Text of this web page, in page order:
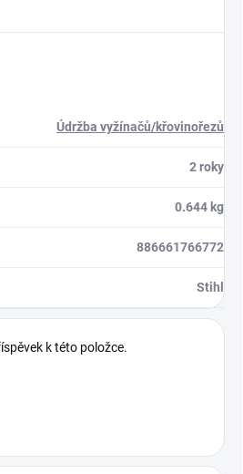
Údržba vyžínačů/křovinořezů
2 roky
0.644 kg
886661766772
Stihl
k této položce.